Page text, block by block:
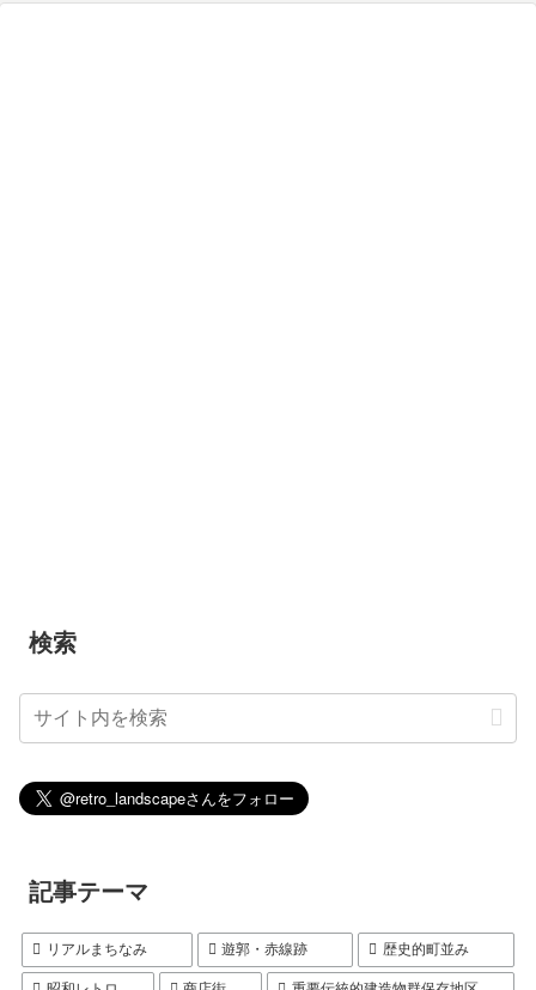
検索
記事テーマ
リアルまちなみ 遊郭・赤線跡 歴史的町並み